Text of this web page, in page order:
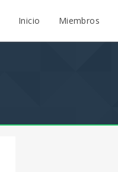
Inicio Miembros